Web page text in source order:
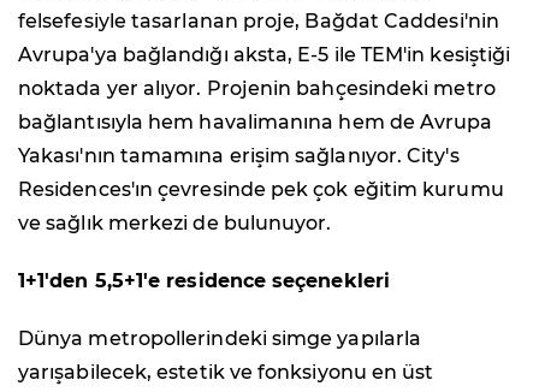
felsefesiyle tasarlanan proje, Bağdat Caddesi'nin
Avrupa'ya bağlandığı aksta, E-5 ile TEM'in kesiştiği
noktada yer alıyor. Projenin bahçesindeki metro
bağlantısıyla hem havalimanına hem de Avrupa
Yakası'nın tamamına erişim sağlanıyor. City's
Residences'ın çevresinde pek çok eğitim kurumu
ve sağlık merkezi de bulunuyor.
1+1'den 5,5+1'e residence seçenekleri
Dünya metropollerindeki simge yapılarla
yarışabilecek, estetik ve fonksiyonu en üst